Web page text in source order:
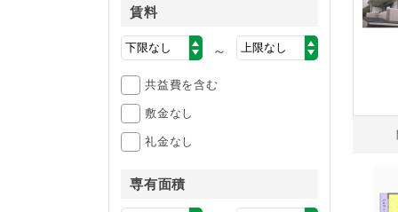
賃料
～
共益費を含む
敷金なし
礼金なし
専有面積